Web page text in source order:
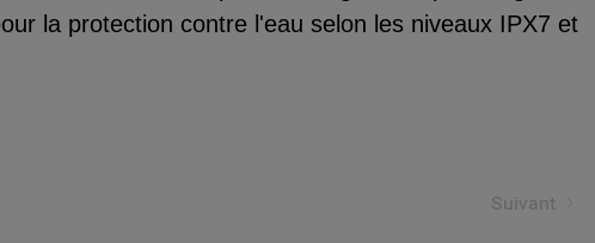
la protection contre l'eau selon les niveaux IPX7 et
Suivant